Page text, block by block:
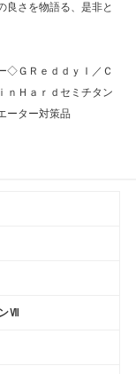
良さを物語る、是非と
◇ＧＲｅｄｄｙＩ／Ｃ
Ｈａｒｄセミチタン
ーター対策品
Ⅶ